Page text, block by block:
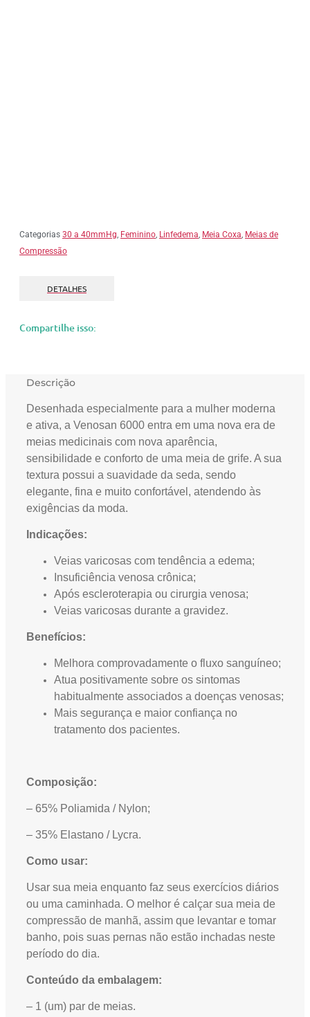
Categorias 30 a 40mmHg, Feminino, Linfedema, Meia Coxa, Meias de
Compressão
DETALHES
Compartilhe isso:
Descrição
Desenhada especialmente para a mulher moderna
e ativa, a Venosan 6000 entra em uma nova era de
meias medicinais com nova aparência,
sensibilidade e conforto de uma meia de grife. A sua
textura possui a suavidade da seda, sendo
elegante, fina e muito confortável, atendendo às
exigências da moda.
Indicações:
Veias varicosas com tendência a edema;
Insuficiência venosa crônica;
Após escleroterapia ou cirurgia venosa;
Veias varicosas durante a gravidez.
Benefícios:
Melhora comprovadamente o fluxo sanguíneo;
Atua positivamente sobre os sintomas
habitualmente associados a doenças venosas;
Mais segurança e maior confiança no
tratamento dos pacientes.
Composição:
– 65% Poliamida / Nylon;
– 35% Elastano / Lycra.
Como usar:
Usar sua meia enquanto faz seus exercícios diários
ou uma caminhada. O melhor é calçar sua meia de
compressão de manhã, assim que levantar e tomar
banho, pois suas pernas não estão inchadas neste
período do dia.
Conteúdo da embalagem:
– 1 (um) par de meias.